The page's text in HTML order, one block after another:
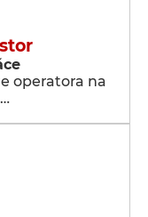
operatora na